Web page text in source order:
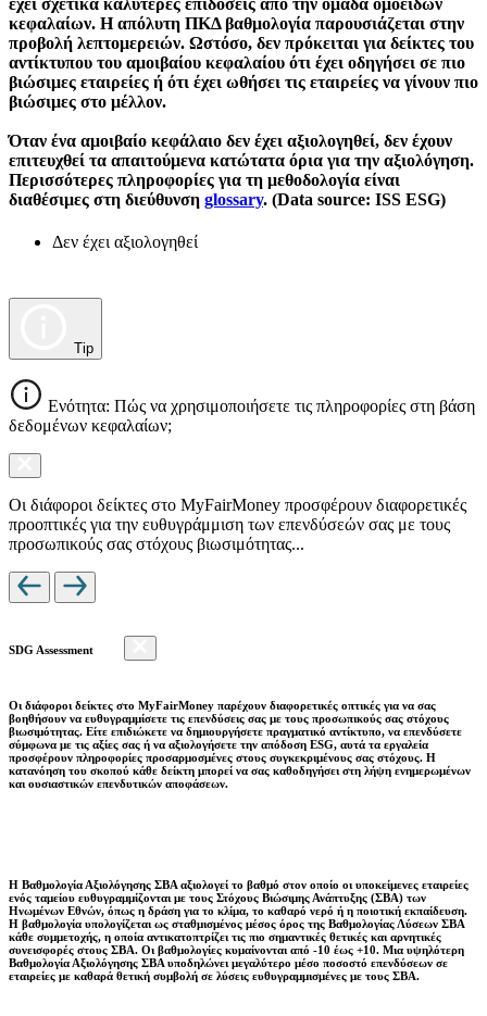
έχει σχετικά καλύτερες επιδόσεις από την ομάδα ομοειδών
κεφαλαίων. Η απόλυτη ΠΚΔ βαθμολογία παρουσιάζεται στην
προβολή λεπτομερειών. Ωστόσο, δεν πρόκειται για δείκτες του
αντίκτυπου του αμοιβαίου κεφαλαίου ότι έχει οδηγήσει σε πιο
βιώσιμες εταιρείες ή ότι έχει ωθήσει τις εταιρείες να γίνουν πιο
βιώσιμες στο μέλλον.
Όταν ένα αμοιβαίο κεφάλαιο δεν έχει αξιολογηθεί, δεν έχουν
επιτευχθεί τα απαιτούμενα κατώτατα όρια για την αξιολόγηση.
Περισσότερες πληροφορίες για τη μεθοδολογία είναι
διαθέσιμες στη διεύθυνση glossary. (Data source: ISS ESG)
Δεν έχει αξιολογηθεί
Tip
Ενότητα: Πώς να χρησιμοποιήσετε τις πληροφορίες στη βάση
δεδομένων κεφαλαίων;
Οι διάφοροι δείκτες στο MyFairMoney προσφέρουν διαφορετικές
προοπτικές για την ευθυγράμμιση των επενδύσεών σας με τους
προσωπικούς σας στόχους βιωσιμότητας...
SDG Assessment
Οι διάφοροι δείκτες στο MyFairMoney παρέχουν διαφορετικές οπτικές για να σας
βοηθήσουν να ευθυγραμμίσετε τις επενδύσεις σας με τους προσωπικούς σας στόχους
βιωσιμότητας. Είτε επιδιώκετε να δημιουργήσετε πραγματικό αντίκτυπο, να επενδύσετε
σύμφωνα με τις αξίες σας ή να αξιολογήσετε την απόδοση ESG, αυτά τα εργαλεία
προσφέρουν πληροφορίες προσαρμοσμένες στους συγκεκριμένους σας στόχους. Η
κατανόηση του σκοπού κάθε δείκτη μπορεί να σας καθοδηγήσει στη λήψη ενημερωμένων
και ουσιαστικών επενδυτικών αποφάσεων.
Η Βαθμολογία Αξιολόγησης ΣΒΑ αξιολογεί το βαθμό στον οποίο οι υποκείμενες εταιρείες
ενός ταμείου ευθυγραμμίζονται με τους Στόχους Βιώσιμης Ανάπτυξης (ΣΒΑ) των
Ηνωμένων Εθνών, όπως η δράση για το κλίμα, το καθαρό νερό ή η ποιοτική εκπαίδευση.
Η βαθμολογία υπολογίζεται ως σταθμισμένος μέσος όρος της Βαθμολογίας Λύσεων ΣΒΑ
κάθε συμμετοχής, η οποία αντικατοπτρίζει τις πιο σημαντικές θετικές και αρνητικές
συνεισφορές στους ΣΒΑ. Οι βαθμολογίες κυμαίνονται από -10 έως +10. Μια υψηλότερη
Βαθμολογία Αξιολόγησης ΣΒΑ υποδηλώνει μεγαλύτερο μέσο ποσοστό επενδύσεων σε
εταιρείες με καθαρά θετική συμβολή σε λύσεις ευθυγραμμισμένες με τους ΣΒΑ.